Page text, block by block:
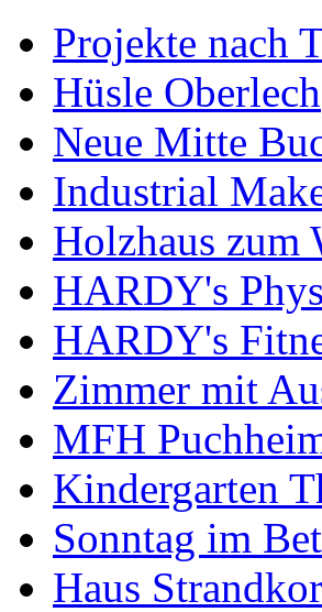
Projekte nach
Hüsle Oberlech
Neue Mitte
Industrial
Holzhaus zum
HARDY's
HARDY's
Zimmer mit
MFH
Kindergarten
Sonntag im
Haus